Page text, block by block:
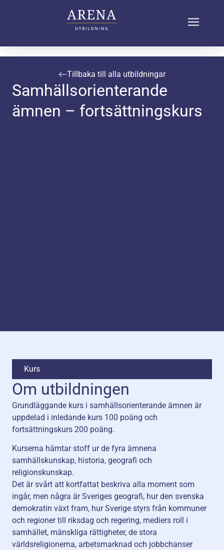
Tillbaka till alla utbildningar
Samhällsorienterande
ämnen – fortsättningskurs
Kurs
Om utbildningen
Grundläggande kurs i samhällsorienterande ämnen är
uppdelad i inledande kurs 100 poäng och
fortsättningskurs 200 poäng.
Kurserna hämtar stoff ur de fyra ämnena
samhällskunskap, historia, geografi och
religionskunskap.
Det är svårt att kortfattat beskriva alla moment som
ingår, men några är Sveriges geografi, hur den svenska
demokratin växt fram, hur Sverige styrs från kommuner
och regioner till riksdag och regering, mediers roll i
samhället, mänskliga rättigheter, de stora
världsreligionerna, arbetsmarknad och jobbchanser